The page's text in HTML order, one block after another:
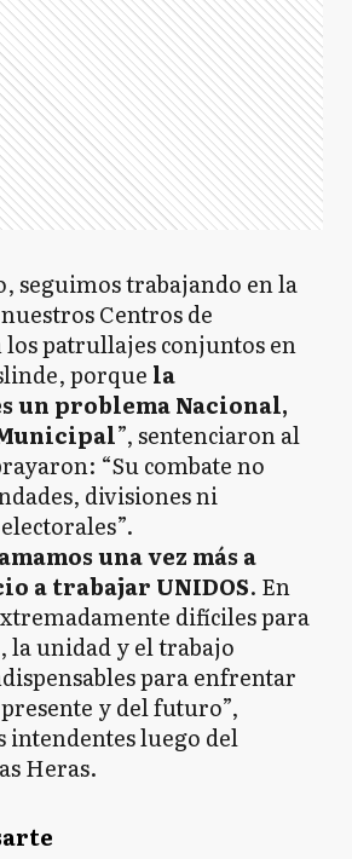
seguimos trabajando en la
Centros de
patrullajes conjuntos en
porque la
un problema Nacional,
”, sentenciaron al
“Su combate no
divisiones ni
una vez más a
a trabajar UNIDOS. En
difíciles para
la unidad y el trabajo
para enfrentar
y del futuro”,
intendentes luego del
Heras.